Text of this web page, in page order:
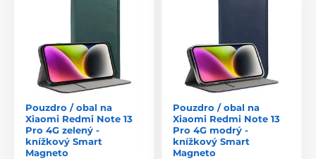
Pouzdro / obal na
Xiaomi Redmi Note 13
Pro 4G zelený -
knížkový Smart
Magneto
Pouzdro / obal na
Xiaomi Redmi Note 13
Pro 4G modrý -
knížkový Smart
Magneto